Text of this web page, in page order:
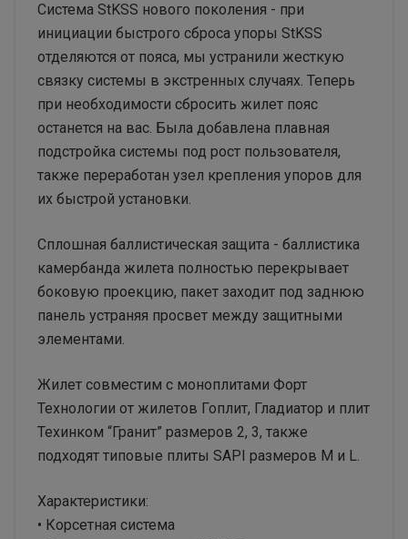
Система StKSS нового поколения - при
инициации быстрого сброса упоры StKSS
отделяются от пояса, мы устранили жесткую
связку системы в экстренных случаях. Теперь
при необходимости сбросить жилет пояс
останется на вас. Была добавлена плавная
подстройка системы под рост пользователя,
также переработан узел крепления упоров для
их быстрой установки.
Сплошная баллистическая защита - баллистика
камербанда жилета полностью перекрывает
боковую проекцию, пакет заходит под заднюю
панель устраняя просвет между защитными
элементами.
Жилет совместим с моноплитами Форт
Технологии от жилетов Гоплит, Гладиатор и плит
Техинком “Гранит” размеров 2, 3, также
подходят типовые плиты SAPI размеров M и L.
Характеристики:
• Корсетная система